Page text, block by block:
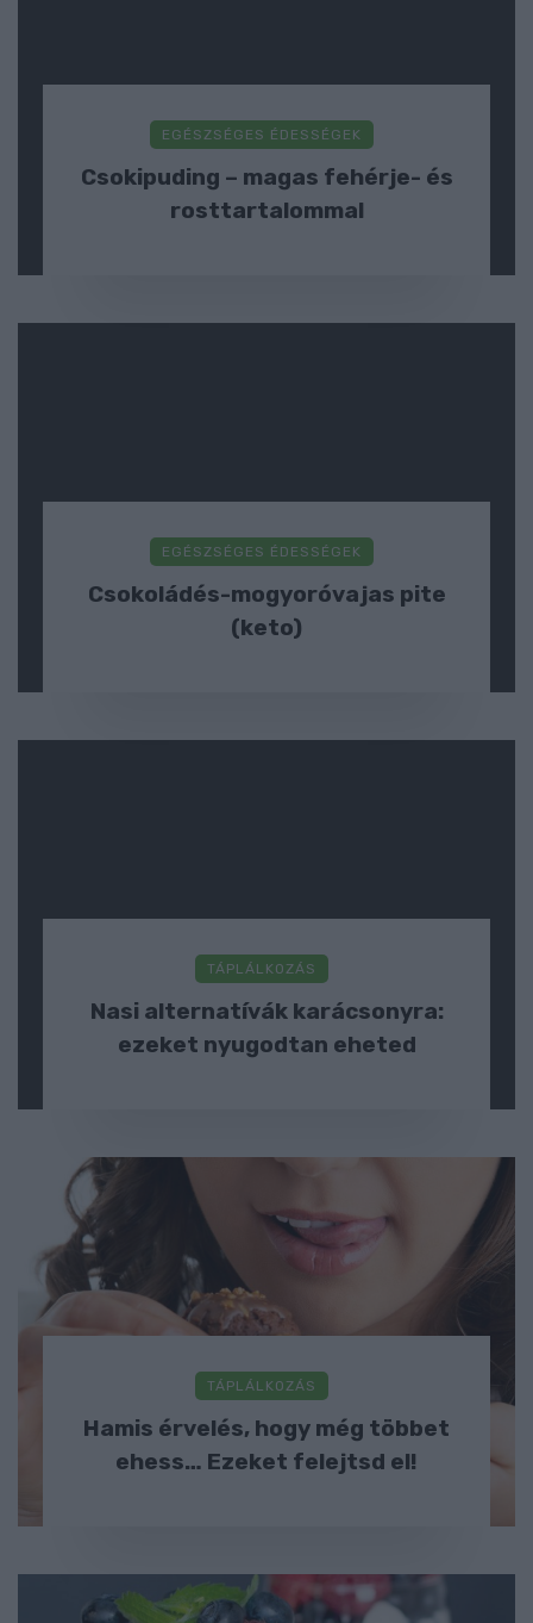
EGÉSZSÉGES ÉDESSÉGEK
Csokipuding – magas fehérje- és
rosttartalommal
EGÉSZSÉGES ÉDESSÉGEK
Csokoládés-mogyoróvajas pite
(keto)
TÁPLÁLKOZÁS
Nasi alternatívák karácsonyra:
ezeket nyugodtan eheted
TÁPLÁLKOZÁS
Hamis érvelés, hogy még többet
ehess… Ezeket felejtsd el!